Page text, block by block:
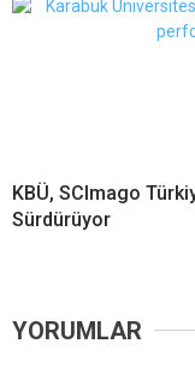
KBÜ, SCImago
Sürdürüyor
YORUMLAR